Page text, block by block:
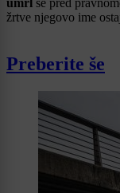
umrl še pred
žrtve njegovo ime
Preberite še